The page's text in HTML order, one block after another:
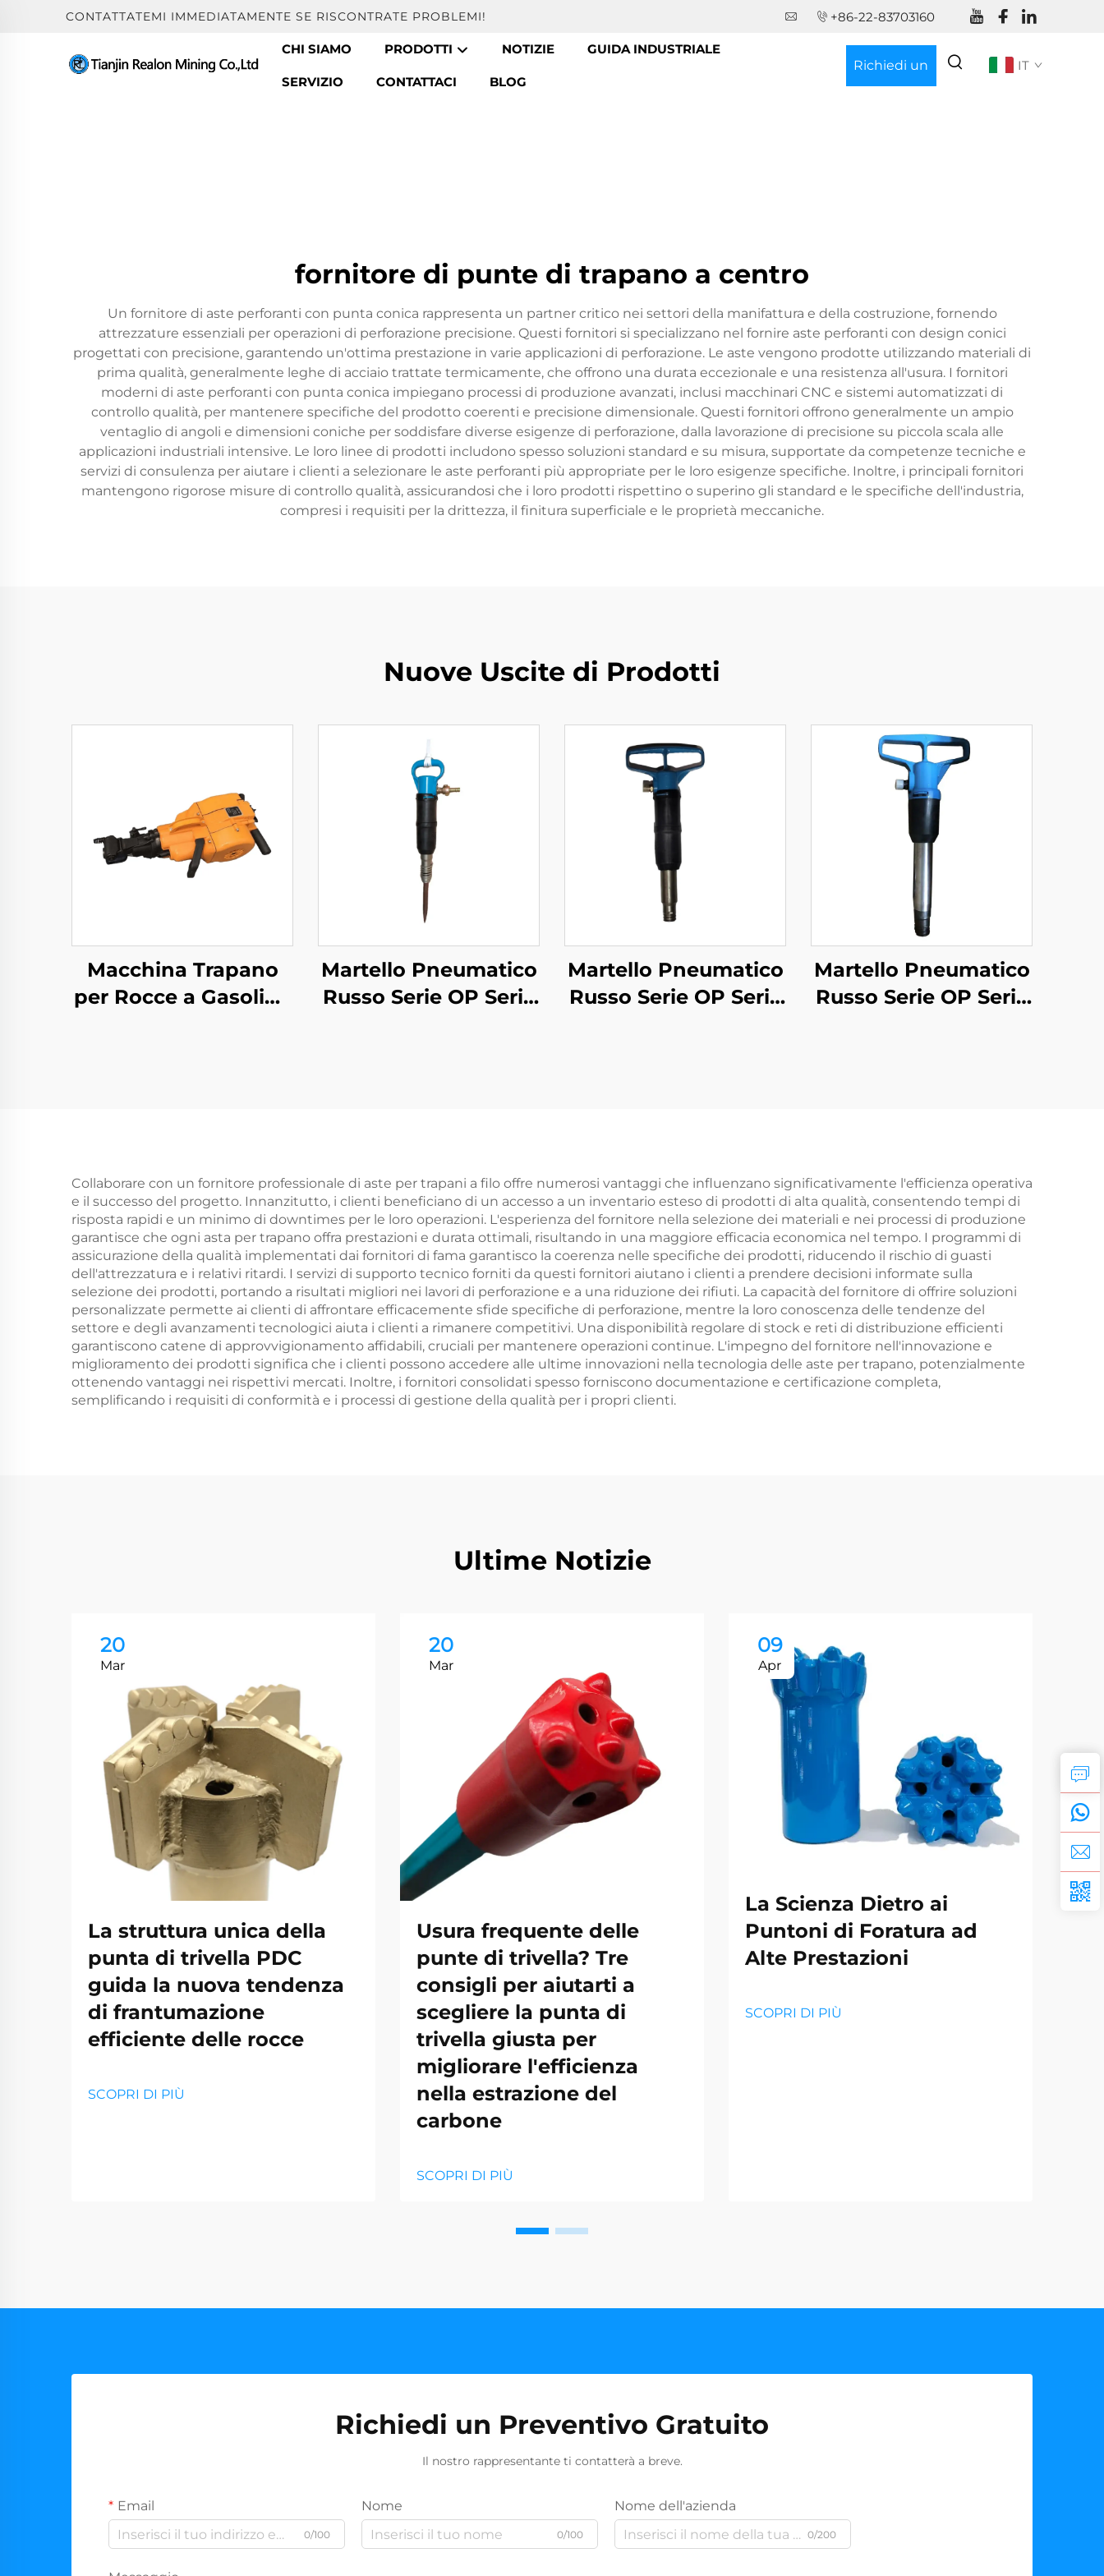
CONTATTATEMI IMMEDIATAMENTE SE RISCONTRATE PROBLEMI! +86-22-83703160
CHI SIAMO PRODOTTI NOTIZIE GUIDA INDUSTRIALE
SERVIZIO CONTATTACI BLOG
Richiedi un IT
fornitore di punte di trapano a centro
Un fornitore di aste perforanti con punta conica rappresenta un partner critico nei settori della manifattura e della costruzione, fornendo
attrezzature essenziali per operazioni di perforazione precisione. Questi fornitori si specializzano nel fornire aste perforanti con design conici
progettati con precisione, garantendo un'ottima prestazione in varie applicazioni di perforazione. Le aste vengono prodotte utilizzando materiali di
prima qualità, generalmente leghe di acciaio trattate termicamente, che offrono una durata eccezionale e una resistenza all'usura. I fornitori
moderni di aste perforanti con punta conica impiegano processi di produzione avanzati, inclusi macchinari CNC e sistemi automatizzati di
controllo qualità, per mantenere specifiche del prodotto coerenti e precisione dimensionale. Questi fornitori offrono generalmente un ampio
ventaglio di angoli e dimensioni coniche per soddisfare diverse esigenze di perforazione, dalla lavorazione di precisione su piccola scala alle
applicazioni industriali intensive. Le loro linee di prodotti includono spesso soluzioni standard e su misura, supportate da competenze tecniche e
servizi di consulenza per aiutare i clienti a selezionare le aste perforanti più appropriate per le loro esigenze specifiche. Inoltre, i principali fornitori
mantengono rigorose misure di controllo qualità, assicurandosi che i loro prodotti rispettino o superino gli standard e le specifiche dell'industria,
compresi i requisiti per la drittezza, il finitura superficiale e le proprietà meccaniche.
Nuove Uscite di Prodotti
Macchina Trapano
per Rocce a Gasolina
Martello Pneumatico
Russo Serie OP Serie
Martello Pneumatico
Russo Serie OP Serie
Martello Pneumatico
Russo Serie OP Serie
Collaborare con un fornitore professionale di aste per trapani a filo offre numerosi vantaggi che influenzano significativamente l'efficienza operativa
e il successo del progetto. Innanzitutto, i clienti beneficiano di un accesso a un inventario esteso di prodotti di alta qualità, consentendo tempi di
risposta rapidi e un minimo di downtimes per le loro operazioni. L'esperienza del fornitore nella selezione dei materiali e nei processi di produzione
garantisce che ogni asta per trapano offra prestazioni e durata ottimali, risultando in una maggiore efficacia economica nel tempo. I programmi di
assicurazione della qualità implementati dai fornitori di fama garantisco la coerenza nelle specifiche dei prodotti, riducendo il rischio di guasti
dell'attrezzatura e i relativi ritardi. I servizi di supporto tecnico forniti da questi fornitori aiutano i clienti a prendere decisioni informate sulla
selezione dei prodotti, portando a risultati migliori nei lavori di perforazione e a una riduzione dei rifiuti. La capacità del fornitore di offrire soluzioni
personalizzate permette ai clienti di affrontare efficacemente sfide specifiche di perforazione, mentre la loro conoscenza delle tendenze del
settore e degli avanzamenti tecnologici aiuta i clienti a rimanere competitivi. Una disponibilità regolare di stock e reti di distribuzione efficienti
garantiscono catene di approvvigionamento affidabili, cruciali per mantenere operazioni continue. L'impegno del fornitore nell'innovazione e
miglioramento dei prodotti significa che i clienti possono accedere alle ultime innovazioni nella tecnologia delle aste per trapano, potenzialmente
ottenendo vantaggi nei rispettivi mercati. Inoltre, i fornitori consolidati spesso forniscono documentazione e certificazione completa,
semplificando i requisiti di conformità e i processi di gestione della qualità per i propri clienti.
Ultime Notizie
20
Mar
La struttura unica della
punta di trivella PDC
guida la nuova tendenza
di frantumazione
efficiente delle rocce
SCOPRI DI PIÙ
20
Mar
Usura frequente delle
punte di trivella? Tre
consigli per aiutarti a
scegliere la punta di
trivella giusta per
migliorare l'efficienza
nella estrazione del
carbone
SCOPRI DI PIÙ
09
Apr
La Scienza Dietro ai
Puntoni di Foratura ad
Alte Prestazioni
SCOPRI DI PIÙ
Richiedi un Preventivo Gratuito
Il nostro rappresentante ti contatterà a breve.
Email
0/100
Nome
0/100
Nome dell'azienda
0/200